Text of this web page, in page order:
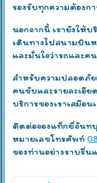
รองรับทุกความต้องก
นอกจากนี้ เรายังให้
เดินทางไปสนามบิน
และมั่นใจว่ารถและค
สำหรับความปลอดภัย
คนขับและรายละเอีย
บริการของเราเสมือ
ติดต่อจองแท็กซี่จันท
หมายเลขโทรศัพท์
ของท่านอย่างราบรื่น